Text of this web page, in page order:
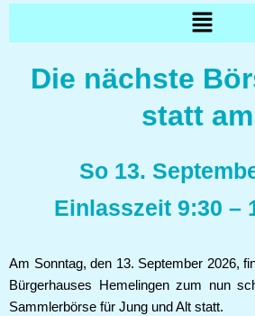
Menü
Die nächste
statt
So 13.
Einlasszeit 9:30 –
Am Sonntag, den 13. September 2026,
Bürgerhauses Hemelingen zum nun
Sammlerbörse für Jung und Alt statt.